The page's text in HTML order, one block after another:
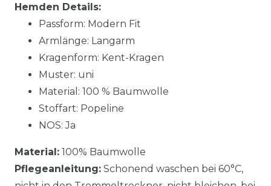
Hemden Details:
Passform: Modern Fit
Armlänge: Langarm
Kragenform: Kent-Kragen
Muster: uni
Material: 100 % Baumwolle
Stoffart: Popeline
NOS: Ja
Material: 100% Baumwolle
Pflegeanleitung: Schonend waschen bei 60°C,